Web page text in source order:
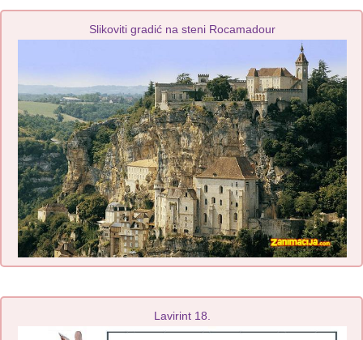
Slikoviti gradić na steni Rocamadour
Lavirint 18.